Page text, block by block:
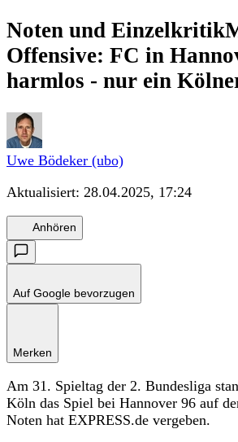
Noten und Einzelkritik
Offensive: FC in
harmlos - nur ein
Uwe Bödeker (ubo)
Aktualisiert: 28.04.2025, 17:24
Anhören
Auf Google bevorzugen
Merken
Am 31. Spieltag der 2. Bundesliga
Köln das Spiel bei Hannover 96 auf
Noten hat EXPRESS.de vergeben.